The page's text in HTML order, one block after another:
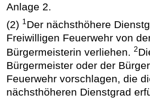
Anlage 2.
(2) 1Der nächsthöhere
Freiwilligen Feuerwehr von
Bürgermeisterin verliehen.2
Bürgermeister oder der
Feuerwehr vorschlagen, die
nächsthöheren Dienstgrad